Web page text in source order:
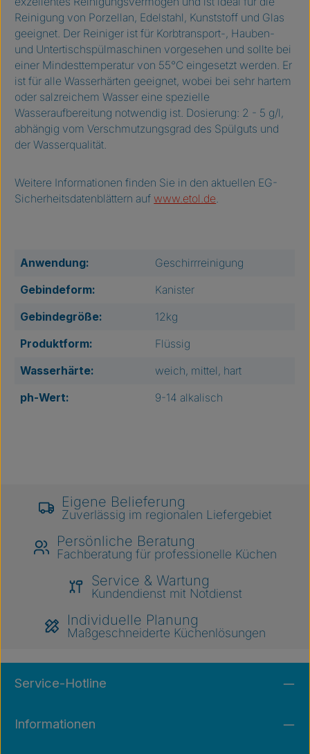
Reinigung von Porzellan, Edelstahl, Kunststoff und Glas
geeignet. Der Reiniger ist für Korbtransport-, Hauben-
und Untertischspülmaschinen vorgesehen und sollte bei
einer Mindesttemperatur von 55°C eingesetzt werden. Er
ist für alle Wasserhärten geeignet, wobei bei sehr hartem
oder salzreichem Wasser eine spezielle
Wasseraufbereitung notwendig ist. Dosierung: 2 - 5 g/l,
abhängig vom Verschmutzungsgrad des Spülguts und
der Wasserqualität.
Weitere Informationen finden Sie in den aktuellen EG-
Sicherheitsdatenblättern auf www.etol.de.
Anwendung: Geschirrreinigung
Gebindeform: Kanister
Gebindegröße: 12kg
Produktform: Flüssig
Wasserhärte: weich, mittel, hart
ph-Wert: 9-14 alkalisch
Eigene Belieferung
Zuverlässig im regionalen Liefergebiet
Persönliche Beratung
Fachberatung für professionelle Küchen
Service & Wartung
Kundendienst mit Notdienst
Individuelle Planung
Maßgeschneiderte Küchenlösungen
Service-Hotline
Informationen